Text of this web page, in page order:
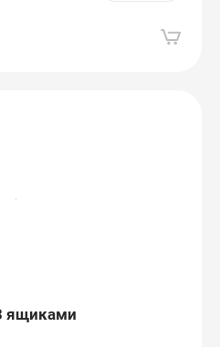
ящиками